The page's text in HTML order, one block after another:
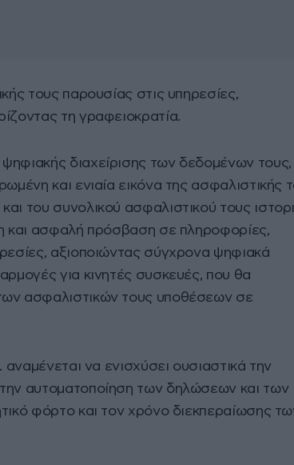
τους παρουσίας στις υπηρεσίες,
τη γραφειοκρατία.
διαχείρισης των δεδομένων τους,
και ενιαία εικόνα της ασφαλιστικής
του συνολικού ασφαλιστικού τους
και ασφαλή πρόσβαση σε πληροφορίες,
αξιοποιώντας σύγχρονα ψηφιακά
για κινητές συσκευές, που θα
ασφαλιστικών τους υποθέσεων σε
να ενισχύσει ουσιαστικά την
αυτοματοποίηση των δηλώσεων και των
φόρτο και τον χρόνο διεκπεραίωσης